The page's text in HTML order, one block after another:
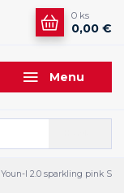
Menu
0 ks
0,00 €
Youn-I 2.0 sparkling pink S